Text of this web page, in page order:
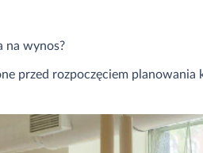
na wynos?
przed rozpoczęciem planowania